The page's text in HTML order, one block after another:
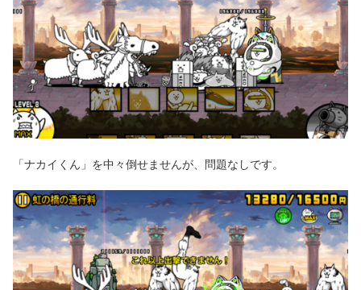
「ナカイくん」を中々倒せませんが、問題なしです。